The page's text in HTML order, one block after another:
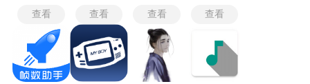
查看 查看 查看 查看